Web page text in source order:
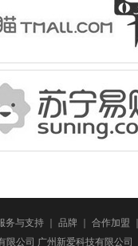
务与支持｜ 品牌｜ 合作加盟
限公司 广州新爱科技有限公司